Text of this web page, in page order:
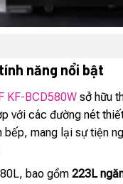
năng nổi bật
KF-BCD580W sở hữu
với các đường nét
bếp, mang lại sự tiện
bao gồm 223L